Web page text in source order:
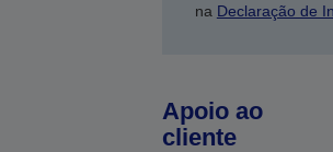
na Declaração de
Apoio ao
cliente